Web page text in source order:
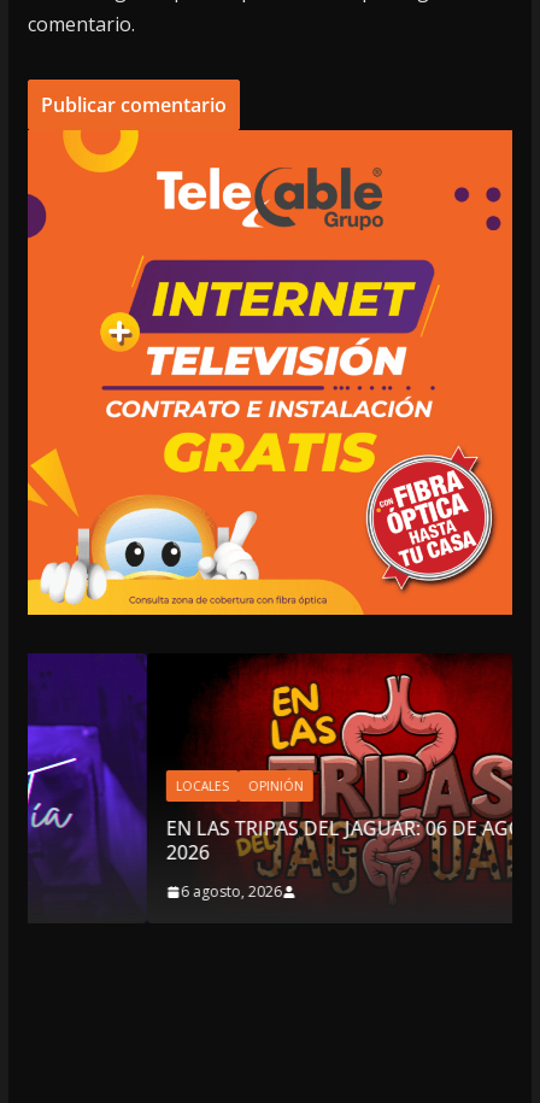
comentario.
LOCALES OPINIÓN
EN LAS TRIPAS DEL JAGUAR: 06 DE AGOSTO DE
2026
6 agosto, 2026